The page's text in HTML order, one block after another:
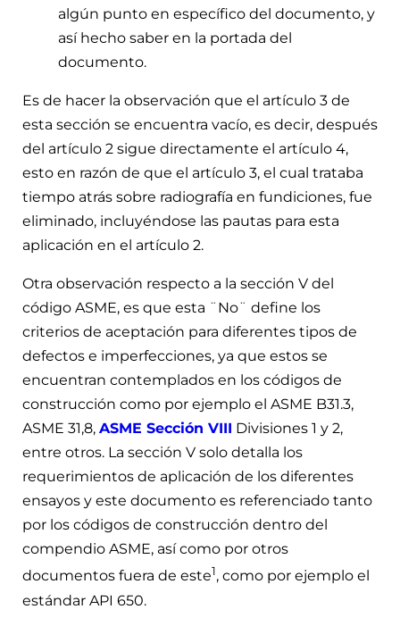
algún punto en específico del documento, y
así hecho saber en la portada del
documento.
Es de hacer la observación que el artículo 3 de
esta sección se encuentra vacío, es decir, después
del artículo 2 sigue directamente el artículo 4,
esto en razón de que el artículo 3, el cual trataba
tiempo atrás sobre radiografía en fundiciones, fue
eliminado, incluyéndose las pautas para esta
aplicación en el artículo 2.
Otra observación respecto a la sección V del
código ASME, es que esta ¨No¨ define los
criterios de aceptación para diferentes tipos de
defectos e imperfecciones, ya que estos se
encuentran contemplados en los códigos de
construcción como por ejemplo el ASME B31.3,
ASME 31,8, ASME Sección VIII Divisiones 1 y 2,
entre otros. La sección V solo detalla los
requerimientos de aplicación de los diferentes
ensayos y este documento es referenciado tanto
por los códigos de construcción dentro del
compendio ASME, así como por otros
documentos fuera de este1, como por ejemplo el
estándar API 650.